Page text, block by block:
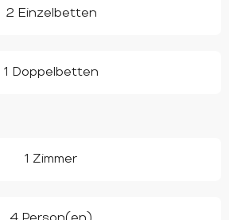
2 Einzelbetten
1 Doppelbetten
1 Zimmer